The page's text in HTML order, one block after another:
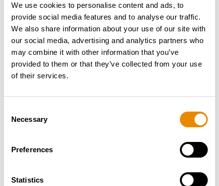
We use cookies to personalise content and ads, to
provide social media features and to analyse our traffic.
We also share information about your use of our site with
our social media, advertising and analytics partners who
may combine it with other information that you’ve
provided to them or that they’ve collected from your use
of their services.
Selection
Necessary
Preferences
Statistics
Bedienkonzept machen sie zur optimalen Lösung für
Einsätze auf engem Raum und bei schwierigen
Bodenverhältnissen.